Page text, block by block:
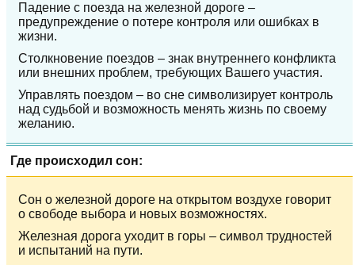
Падение с поезда на железной дороге –
предупреждение о потере контроля или ошибках в
жизни.
Столкновение поездов – знак внутреннего конфликта
или внешних проблем, требующих Вашего участия.
Управлять поездом – во сне символизирует контроль
над судьбой и возможность менять жизнь по своему
желанию.
Где происходил сон:
Сон о железной дороге на открытом воздухе говорит
о свободе выбора и новых возможностях.
Железная дорога уходит в горы – символ трудностей
и испытаний на пути.